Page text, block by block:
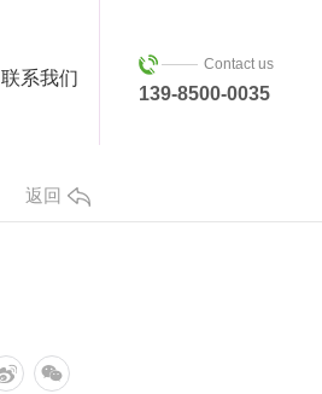
联系我们
Contact us
139-8500-0035
返回